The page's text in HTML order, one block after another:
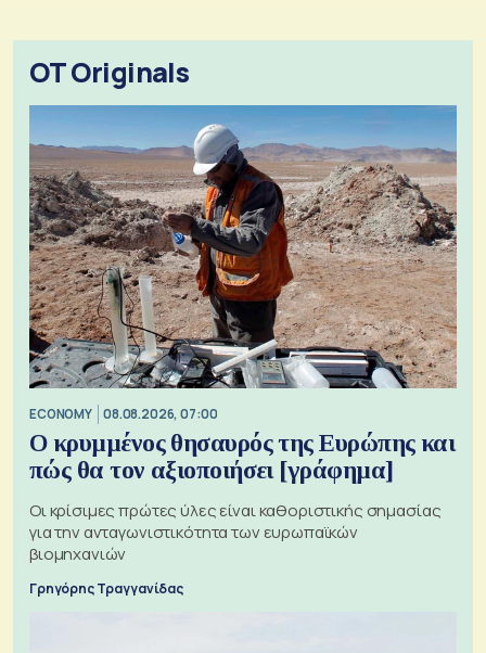
OT Originals
ECONOMY 08.08.2026, 07:00
Ο κρυμμένος θησαυρός της Ευρώπης και
πώς θα τον αξιοποιήσει [γράφημα]
Οι κρίσιμες πρώτες ύλες είναι καθοριστικής σημασίας
για την ανταγωνιστικότητα των ευρωπαϊκών
βιομηχανιών
Γρηγόρης Τραγγανίδας